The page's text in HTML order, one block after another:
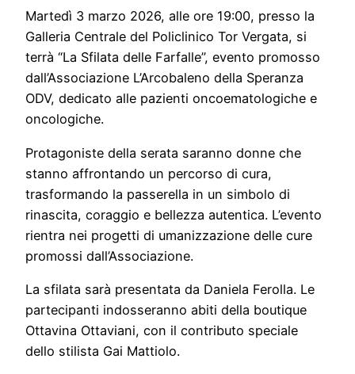
Martedì 3 marzo 2026, alle ore 19:00, presso la
Galleria Centrale del Policlinico Tor Vergata, si
terrà “La Sfilata delle Farfalle”, evento promosso
dall’Associazione L’Arcobaleno della Speranza
ODV, dedicato alle pazienti oncoematologiche e
oncologiche.
Protagoniste della serata saranno donne che
stanno affrontando un percorso di cura,
trasformando la passerella in un simbolo di
rinascita, coraggio e bellezza autentica. L’evento
rientra nei progetti di umanizzazione delle cure
promossi dall’Associazione.
La sfilata sarà presentata da Daniela Ferolla. Le
partecipanti indosseranno abiti della boutique
Ottavina Ottaviani, con il contributo speciale
dello stilista Gai Mattiolo.